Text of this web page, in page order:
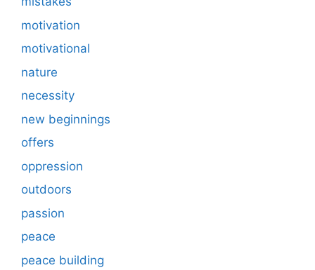
motivation
motivational
nature
necessity
new beginnings
offers
oppression
outdoors
passion
peace
peace building